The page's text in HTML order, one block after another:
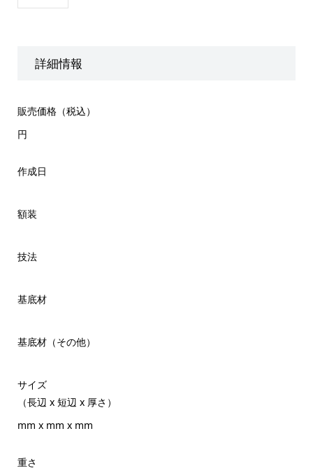
詳細情報
販売価格（税込）
円
作成日
額装
技法
基底材
基底材（その他）
サイズ
（長辺 x 短辺 x 厚さ）
mm x mm x mm
重さ